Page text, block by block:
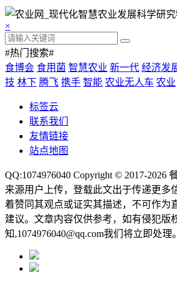
×
#热门搜索#
食博会 食用菌 智慧农业 新一代 经济发
技 林下 腾飞 携手 智能 农业无人车 农业
标签云
联系我们
友情链接
站点地图
QQ:1074976040 Copyright © 2017-2026
来源用户上传，登载此文出于传递更多
着赞同其观点或证实其描述，不可作为
建议。文章内容仅供参考，如有侵犯版
知,1074976040@qq.com我们将立即处理。